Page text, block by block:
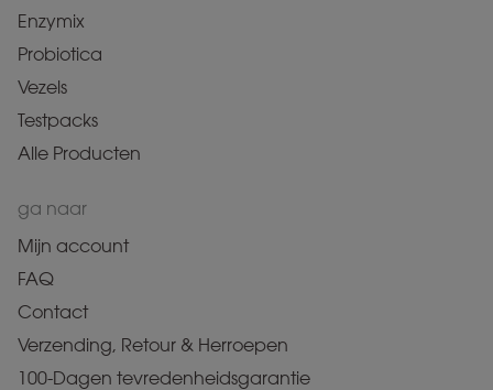
Enzymix
Probiotica
Vezels
Testpacks
Alle Producten
ga naar
Mijn account
FAQ
Contact
Verzending, Retour & Herroepen
100-Dagen tevredenheidsgarantie